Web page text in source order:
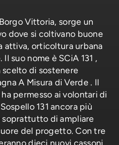
Vittoria, sorge un
dove si coltivano buone
attiva, orticoltura urbana
suo nome è SCiA 131 ,
di sostenere
A Misura di Verde . Il
permesso ai volontari di
131 ancora più
di ampliare
del progetto. Con tre